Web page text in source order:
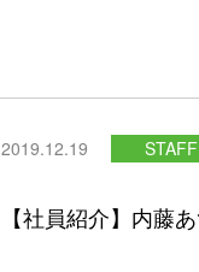
2019.12.19 STAFF
【社員紹介】内藤